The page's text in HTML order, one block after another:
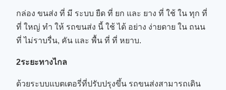
กล่อง ขนส่ง ที่ มี ระบบ ยืด ที่ ยก และ ยาง ที่ ใช้ ใน ทุก ที่
ที่ ใหญ่ ทํา ให้ รถขนส่ง นี้ ใช้ ได้ อย่าง ง่ายดาย ใน ถนน
ที่ ไม่ราบรื่น, คัน และ พื้น ที่ ที่ หยาบ.
2ระยะทางไกล
ด้วยระบบแบตเตอรี่ที่ปรับปรุงขึ้น รถขนส่งสามารถเดิน